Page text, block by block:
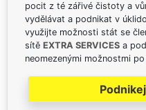
pocit z té zářivé čistoty a
vydělávat a podnikat v
využijte možnosti stát se
sítě EXTRA SERVICES a
neomezenými možnostmi